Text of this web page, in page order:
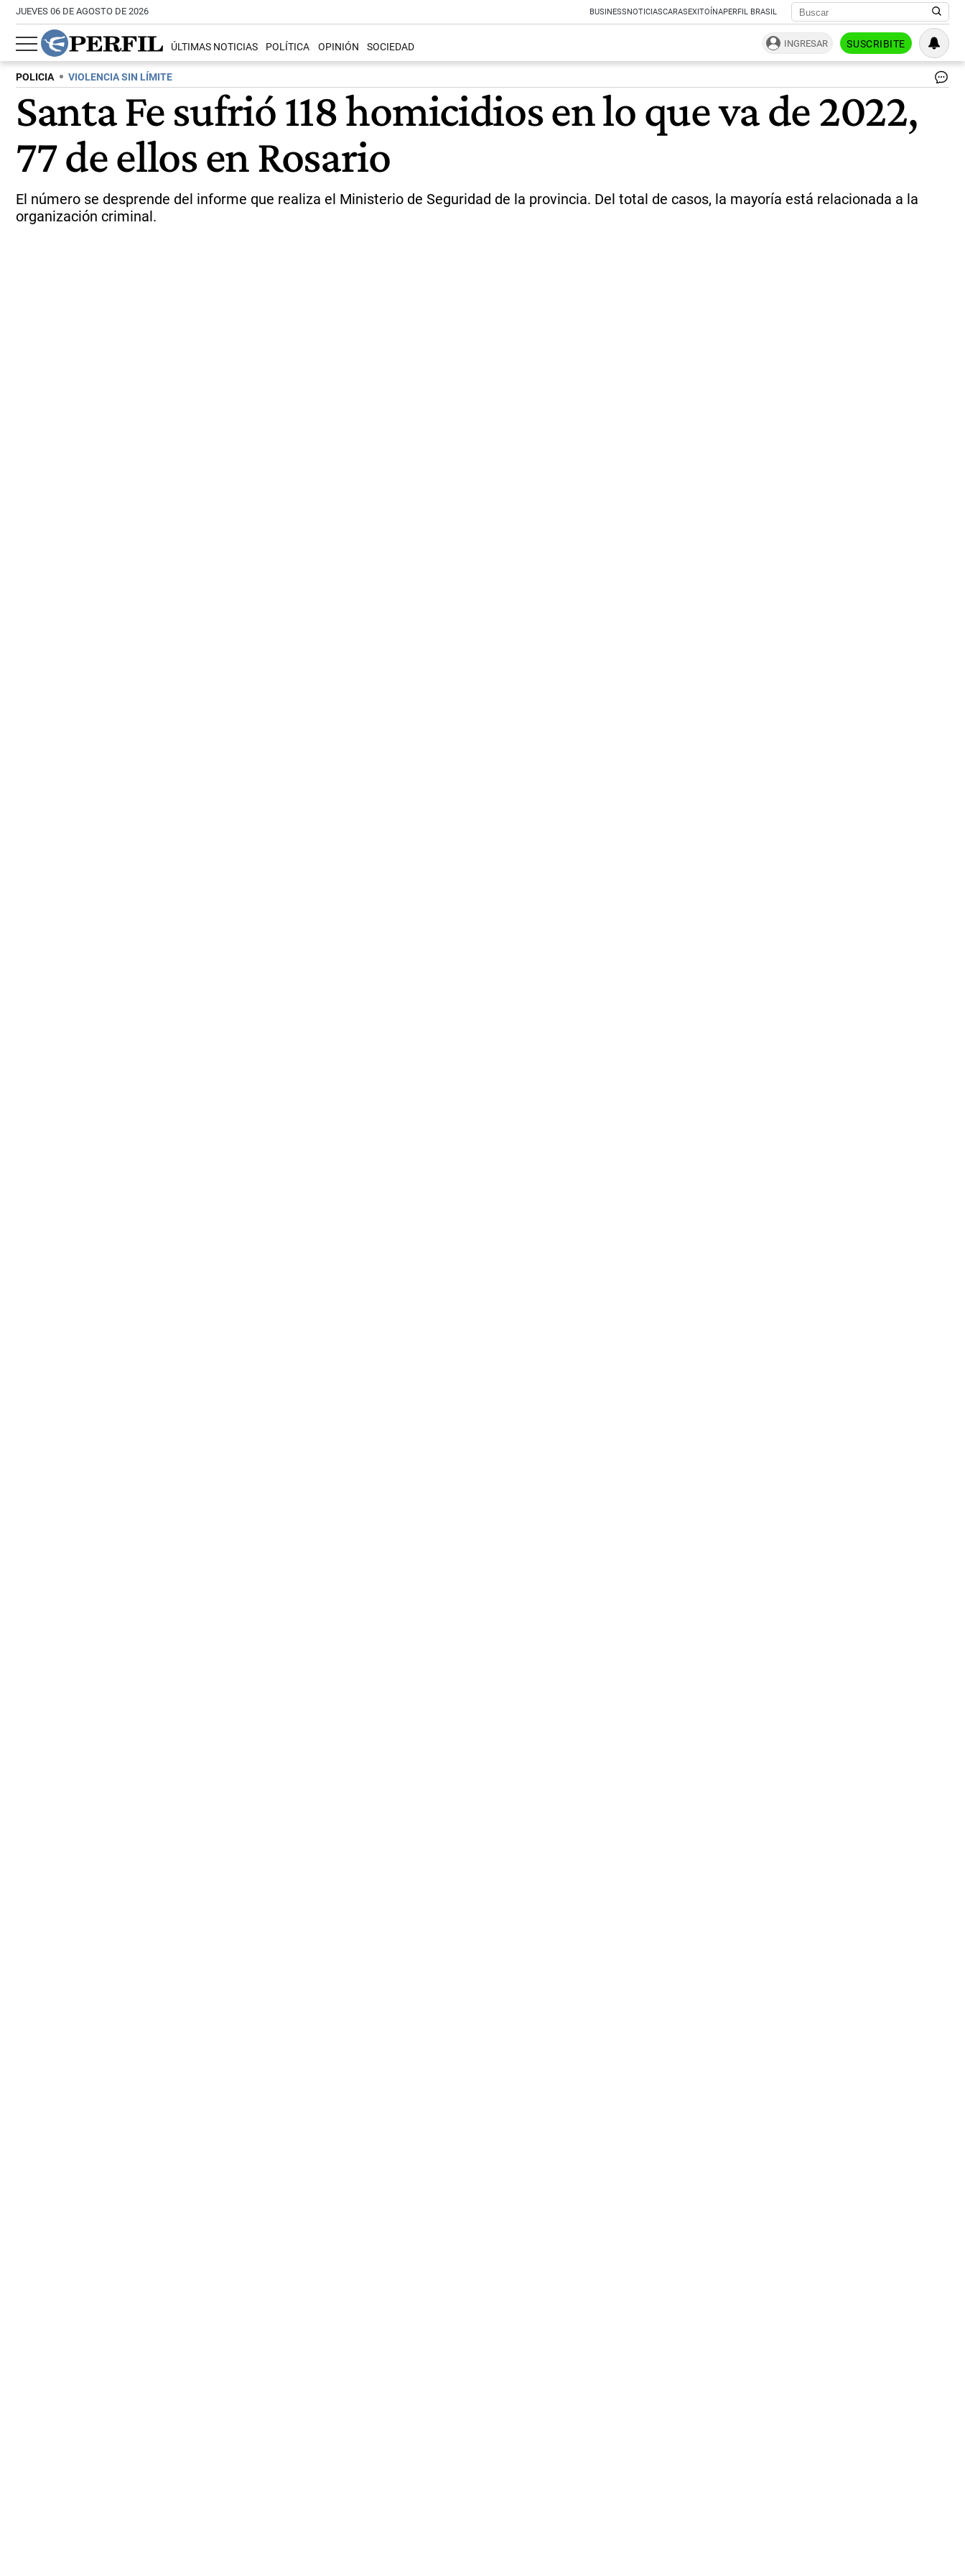
JUEVES 06 DE AGOSTO DE 2026 BUSINESSNOTICIASCARASEXITOÍNAPERFIL BRASIL
ÚLTIMAS NOTICIAS POLÍTICA OPINIÓN SOCIEDAD INGRESAR SUSCRIBITE
POLICIA VIOLENCIA SIN LÍMITE
Santa Fe sufrió 118 homicidios en lo que va de 2022,
77 de ellos en Rosario
El número se desprende del informe que realiza el Ministerio de Seguridad de la provincia. Del total de casos, la mayoría está relacionada a la
organización criminal.